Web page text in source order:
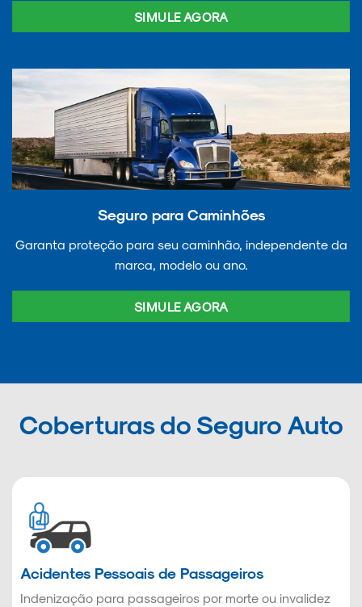
SIMULE AGORA
Seguro para Caminhões
Garanta proteção para seu caminhão, independente da
marca, modelo ou ano.
SIMULE AGORA
Coberturas do Seguro Auto
Acidentes Pessoais de Passageiros
Indenização para passageiros por morte ou invalidez